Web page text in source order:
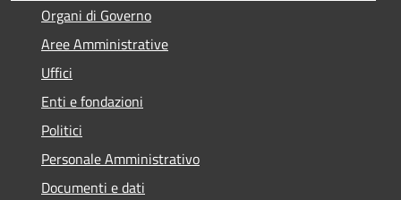
Organi di Governo
Aree Amministrative
Uffici
Enti e fondazioni
Politici
Personale Amministrativo
Documenti e dati